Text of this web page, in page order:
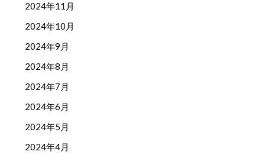
2024年11月
2024年10月
2024年9月
2024年8月
2024年7月
2024年6月
2024年5月
2024年4月